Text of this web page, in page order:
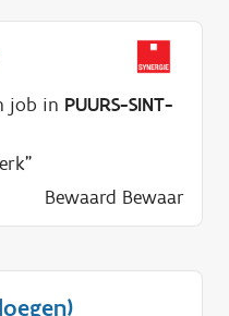
job in PUURS-SINT-
Bewaard Bewaar